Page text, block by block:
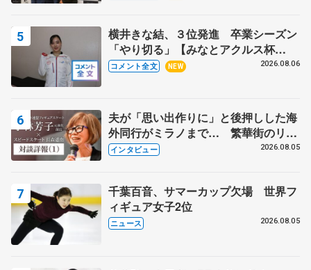
横井きな結、３位発進 卒業シーズン
「やり切る」【みなとアクルス杯
SP】
コメント全文 NEW 2026.08.06
夫が「思い出作りに」と後押しした海
外同行がミラノまで… 繁華街のリン
クでは不良のお兄さんも味方に 小林
インタビュー 2026.08.05
千葉百音、サマーカップ欠場 世界フ
ィギュア女子2位
ニュース 2026.08.05